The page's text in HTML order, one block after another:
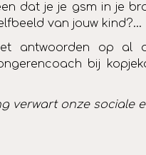
dat je je gsm in je
van jouw kind?...
antwoorden op al
bij
verwart onze sociale